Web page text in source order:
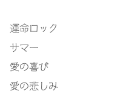
運命ロック
サマー
愛の喜び
愛の悲しみ